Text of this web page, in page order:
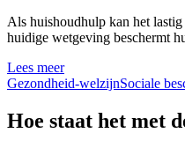
Als huishoudhulp kan het
huidige wetgeving beschermt
Lees meer
Gezondheid-welzijnSociale
Hoe staat het met